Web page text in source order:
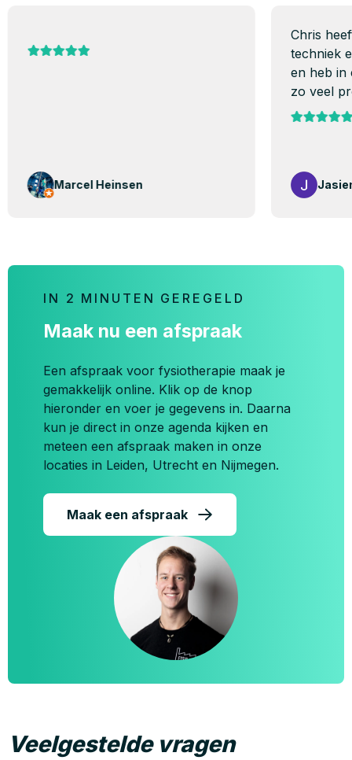
Marcel Heinsen
Chris
techniek
en heb in
zo veel
IN 2 MINUTEN GEREGELD
Maak nu een afspraak
Een afspraak voor fysiotherapie maak je
gemakkelijk online. Klik op de knop
hieronder en voer je gegevens in. Daarna
kun je direct in onze agenda kijken en
meteen een afspraak maken in onze
locaties in Leiden, Utrecht en Nijmegen.
Maak een afspraak
Veelgestelde vragen